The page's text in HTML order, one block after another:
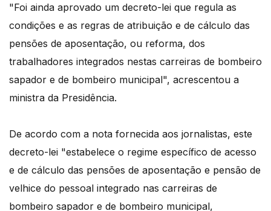
"Foi ainda aprovado um decreto-lei que regula as
condições e as regras de atribuição e de cálculo das
pensões de aposentação, ou reforma, dos
trabalhadores integrados nestas carreiras de bombeiro
sapador e de bombeiro municipal", acrescentou a
ministra da Presidência.
De acordo com a nota fornecida aos jornalistas, este
decreto-lei "estabelece o regime específico de acesso
e de cálculo das pensões de aposentação e pensão de
velhice do pessoal integrado nas carreiras de
bombeiro sapador e de bombeiro municipal,